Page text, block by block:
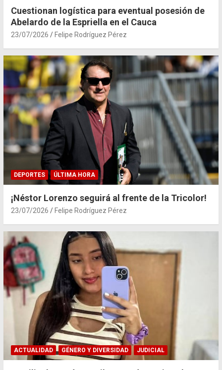
Cuestionan logística para eventual posesión de
Abelardo de la Espriella en el Cauca
23/07/2026 Felipe Rodríguez Pérez
DEPORTES ÚLTIMA HORA
¡Néstor Lorenzo seguirá al frente de la Tricolor!
23/07/2026 Felipe Rodríguez Pérez
ACTUALIDAD GÉNERO Y DIVERSIDAD JUDICIAL